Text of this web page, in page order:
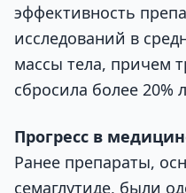
эффективность
исследований в
массы тела, причем
сбросила более 20%
Прогресс в
Ранее препараты,
семаглутиде, были